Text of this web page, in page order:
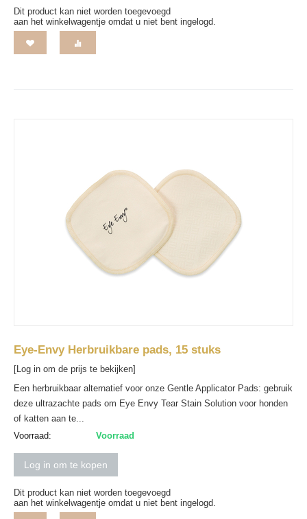
Dit product kan niet worden toegevoegd
aan het winkelwagentje omdat u niet bent ingelogd.
Eye-Envy Herbruikbare pads, 15 stuks
[Log in om de prijs te bekijken]
Een herbruikbaar alternatief voor onze Gentle Applicator Pads: gebruik
deze ultrazachte pads om Eye Envy Tear Stain Solution voor honden
of katten aan te...
Voorraad:
Voorraad
Log in om te kopen
Dit product kan niet worden toegevoegd
aan het winkelwagentje omdat u niet bent ingelogd.